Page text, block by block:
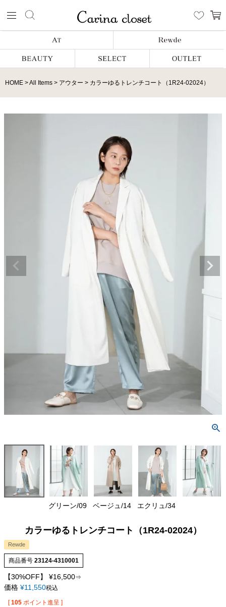
HOME All Items アウター カラーゆるトレンチコート（1R24-02024）
グリーン/09 ベージュ/14 エクリュ/34
カラーゆるトレンチコート（1R24-02024）
Rewde
商品番号 23124-4310001
【30%OFF】 ¥16,500⇒
価格 ¥11,550税込
[ 105 ポイント進呈 ]